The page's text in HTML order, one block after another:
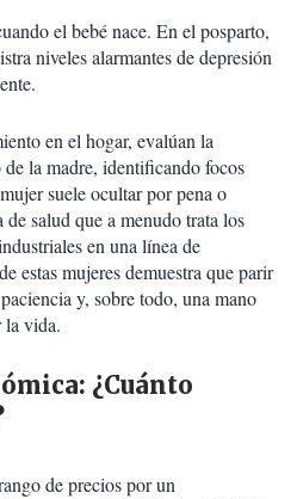
el bebé nace. En el posparto,
niveles alarmantes de depresión
en el hogar, evalúan la
la madre, identificando focos
suele ocultar por pena o
salud que a menudo trata los
en una línea de
estas mujeres demuestra que parir
y, sobre todo, una mano
la vida.
¿Cuánto
de precios por un